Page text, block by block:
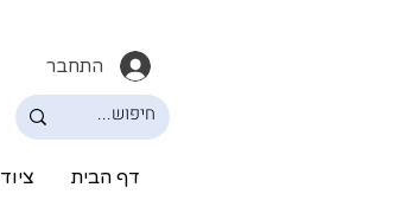
התחבר
דף הבית ציוד